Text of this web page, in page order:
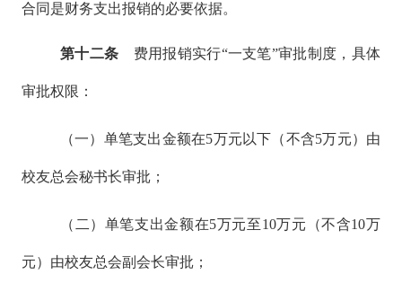
合同是财务支出报销的必要依据。
第十二条 费用报销实行“一支笔”审批制度，具体
审批权限：
（一）单笔支出金额在5万元以下（不含5万元）由
校友总会秘书长审批；
（二）单笔支出金额在5万元至10万元（不含10万
元）由校友总会副会长审批；